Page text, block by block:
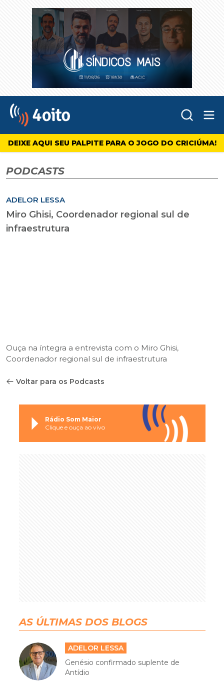
4oito
DEIXE AQUI SEU PALPITE PARA O JOGO DO CRICIÚMA!
PODCASTS
ADELOR LESSA
Miro Ghisi, Coordenador regional sul de
infraestrutura
Ouça na íntegra a entrevista com o Miro Ghisi,
Coordenador regional sul de infraestrutura
Voltar para os Podcasts
Rádio Som Maior
Clique e ouça ao vivo
AS ÚLTIMAS DOS BLOGS
ADELOR LESSA
Genésio confirmado suplente de
Antídio